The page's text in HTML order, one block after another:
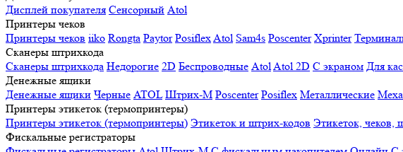
Дисплей покупателя Сенсорный Atol
Принтеры чеков
Принтеры чеков iiko Rongta Paytor PosiflexAtol Sam4s Poscenter Xprinter
Сканеры штрихкода
Сканеры штрихкода Недорогие 2D Беспроводные AtolAtol 2D С экраном Для
Денежные ящики
Денежные ящики Черные ATOL Штрих-М Poscenter Posiflex Металлические
Принтеры этикеток (термопринтеры)
Принтеры этикеток (термопринтеры) Этикеток и штрих-кодов Этикеток, чеков,
Фискальные регистраторы